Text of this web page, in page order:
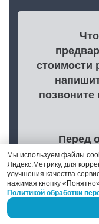
стоимости
позвоните
Перед
Мы используем файлы
Яндекс.Метрику, для
улучшения качества
нажимая кнопку
Политикой обработки